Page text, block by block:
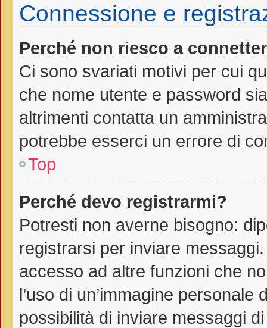
Connessione e
Perché non riesco a
Ci sono svariati motivi per cui
che nome utente e password
altrimenti contatta un
potrebbe esserci un errore di
Top
Perché devo registrarmi?
Potresti non averne bisogno:
registrarsi per inviare
accesso ad altre funzioni che
l’uso di un’immagine
possibilità di inviare messaggi